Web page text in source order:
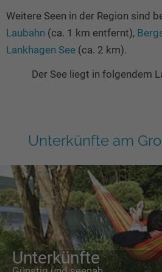
Weitere Seen in der Region sind
Laubahn (ca. 1 km entfernt),
Lankhagen See (ca. 2 km).
Der See liegt in folgendem
Unterkünfte am
Unterkünfte